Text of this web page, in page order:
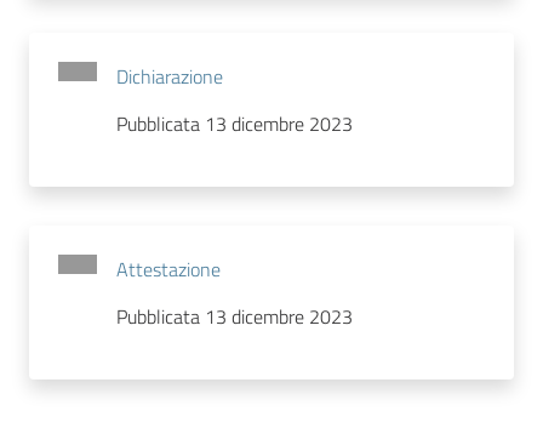
Dichiarazione
Pubblicata 13 dicembre 2023
Attestazione
Pubblicata 13 dicembre 2023